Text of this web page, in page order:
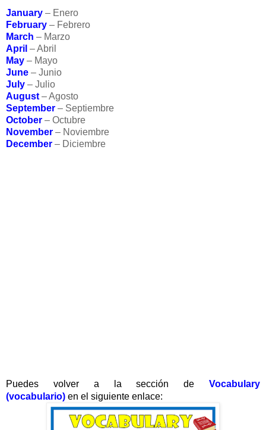
January – Enero
February – Febrero
March – Marzo
April – Abril
May – Mayo
June – Junio
July – Julio
August – Agosto
September – Septiembre
October – Octubre
November – Noviembre
December – Diciembre
Puedes volver a la sección de Vocabulary
(vocabulario) en el siguiente enlace: